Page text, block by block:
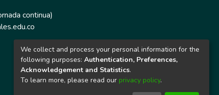
continua)
We collect and process your personal information for the
following purposes: Authentication, Preferences,
Acknowledgement and Statistics.
To learn more, please read our privacy policy.